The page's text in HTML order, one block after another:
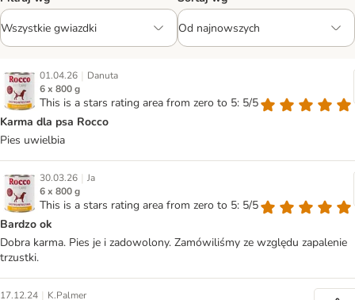
01.04.26 | Danuta
6 x 800 g
This is a stars rating area from zero to 5: 5/5
Karma dla psa Rocco
Pies uwielbia
30.03.26 | Ja
6 x 800 g
This is a stars rating area from zero to 5: 5/5
Bardzo ok
Dobra karma. Pies je i zadowolony. Zamówiliśmy ze względu zapalenie
trzustki.
17.12.24 | K.Palmer